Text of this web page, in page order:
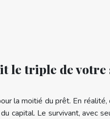
le triple de votre
la moitié du prêt. En réalité,
capital. Le survivant, avec